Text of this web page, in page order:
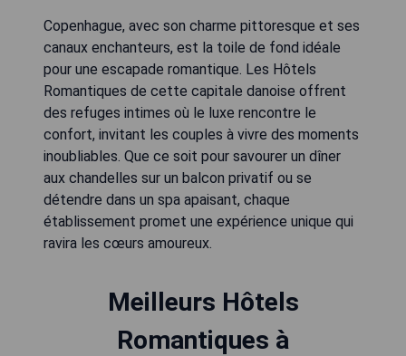
Copenhague, avec son charme pittoresque et ses
canaux enchanteurs, est la toile de fond idéale
pour une escapade romantique. Les Hôtels
Romantiques de cette capitale danoise offrent
des refuges intimes où le luxe rencontre le
confort, invitant les couples à vivre des moments
inoubliables. Que ce soit pour savourer un dîner
aux chandelles sur un balcon privatif ou se
détendre dans un spa apaisant, chaque
établissement promet une expérience unique qui
ravira les cœurs amoureux.
Meilleurs Hôtels
Romantiques à